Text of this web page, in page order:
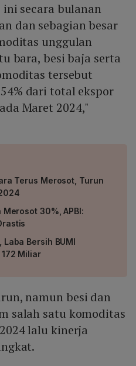
secara bulanan
dan sebagian besar
unggulan
bara, besi baja serta
tersebut
dari total ekspor
Maret 2024,"
Terus Merosot, Turun
30%, APBI:
Laba Bersih BUMI
Miliar
namun besi dan
salah satu komoditas
lalu kinerja